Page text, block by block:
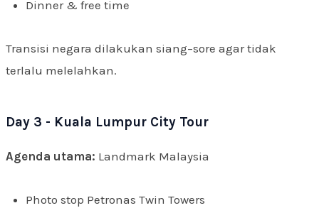
Dinner & free time
Transisi negara dilakukan siang–sore agar tidak
terlalu melelahkan.
Day 3 - Kuala Lumpur City Tour
Agenda utama: Landmark Malaysia
Photo stop Petronas Twin Towers